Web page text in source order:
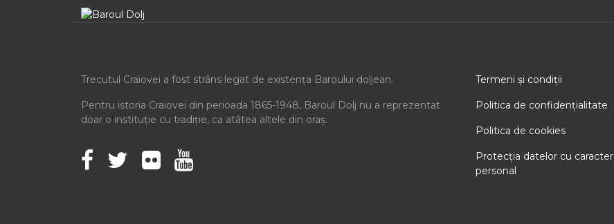
Trecutul Craiovei a fost strâns legat de existența Baroului doljean.
Pentru istoria Craiovei din perioada 1865-1948, Baroul Dolj nu a reprezentat
doar o instituție cu tradiție, ca atâtea altele din oraș.
Termeni şi condiţii
Politica de confidenţialitate
Politica de cookies
Protecţia datelor cu caracter
personal